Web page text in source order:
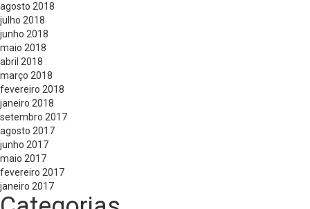
agosto 2018
julho 2018
junho 2018
maio 2018
abril 2018
março 2018
fevereiro 2018
janeiro 2018
setembro 2017
agosto 2017
junho 2017
maio 2017
fevereiro 2017
janeiro 2017